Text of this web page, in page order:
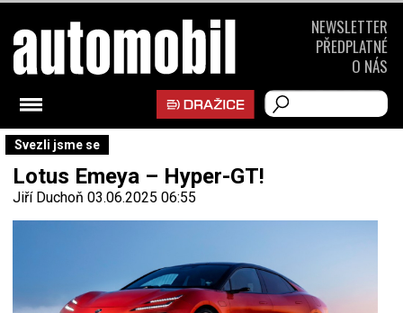
Svezli jsme se
Lotus Emeya – Hyper-GT!
Jiří Duchoň 03.06.2025 06:55
NEWSLETTER
PŘEDPLATNÉ
O NÁS